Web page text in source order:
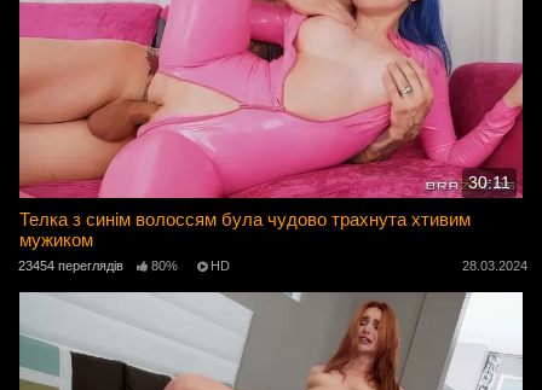
30:11
Телка з синім волоссям була чудово трахнута хтивим
мужиком
23454 переглядів 80% HD 28.03.2024